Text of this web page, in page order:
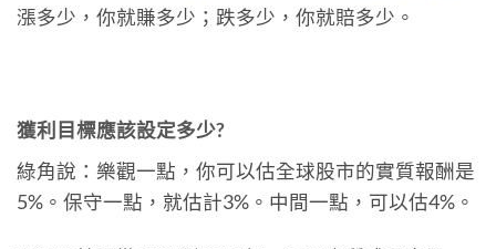
漲多少，你就賺多少；跌多少，你就賠多少。
獲利目標應該設定多少?
綠角說：樂觀一點，你可以估全球股市的實質報酬是
5%。保守一點，就估計3%。中間一點，可以估4%。